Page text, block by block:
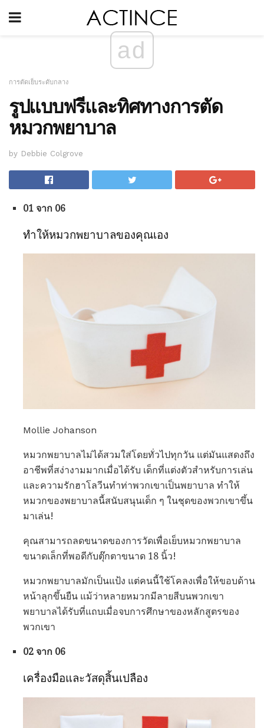
ad
การตัดเย็บระดับกลาง
รูปแบบฟรีและทิศทางการตัด
หมวกพยาบาล
by Debbie Colgrove
01 จาก 06
ทำให้หมวกพยาบาลของคุณเอง
Mollie Johanson
หมวกพยาบาลไม่ได้สวมใส่โดยทั่วไปทุกวัน แต่มันแสดงถึง
อาชีพที่สง่างามมากเมื่อได้รับ เด็กที่แต่งตัวสำหรับการเล่น
และความรักฮาโลวีนทำท่าพวกเขาเป็นพยาบาล ทำให้
หมวกของพยาบาลนี้สนับสนุนเด็ก ๆ ในชุดของพวกเขาขึ้น
มาเล่น!
คุณสามารถลดขนาดของการวัดเพื่อเย็บหมวกพยาบาล
ขนาดเล็กที่พอดีกับตุ๊กตาขนาด 18 นิ้ว!
หมวกพยาบาลมักเป็นแป้ง แต่คนนี้ใช้โคลงเพื่อให้ขอบด้าน
หน้าลุกขึ้นยืน แม้ว่าหลายหมวกมีลายสีบนพวกเขา
พยาบาลได้รับที่แถบเมื่อจบการศึกษาของหลักสูตรของ
พวกเขา
02 จาก 06
เครื่องมือและวัสดุสิ้นเปลือง